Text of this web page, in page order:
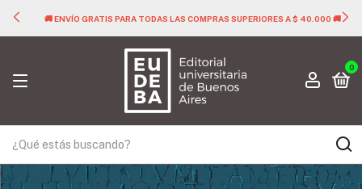
🚚 ENVÍO GRATIS PARA TODAS LAS COMPRAS SUPERIORES A $ 40.000 🚚
0